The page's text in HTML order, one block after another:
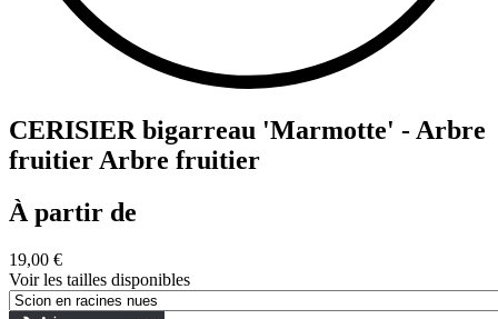
CERISIER bigarreau 'Marmotte' - Arbre
fruitier Arbre fruitier
À partir de
19,00 €
Voir les tailles disponibles